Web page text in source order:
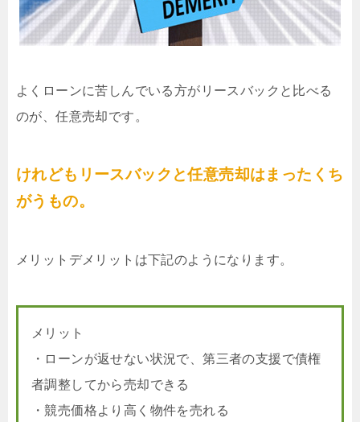
よくローンに苦しんでいる方がリースバックと比べる
のが、任意売却です。
けれどもリースバックと任意売却はまったくち
がうもの。
メリットデメリットは下記のようになります。
メリット
・ローンが返せない状況で、第三者の支援で債権
者調整してから売却できる
・競売価格より高く物件を売れる